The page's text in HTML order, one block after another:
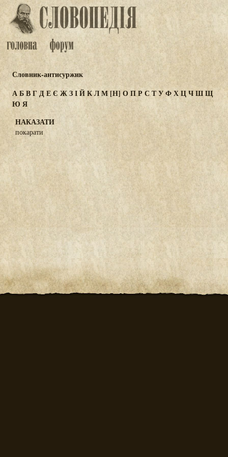
Словник-антисуржик
АБВГДЕЄ ЖЗІЙКЛМ[Н] ОПРСТУФХЦЧШЩ
Ю Я
НАКАЗАТИ
покарати